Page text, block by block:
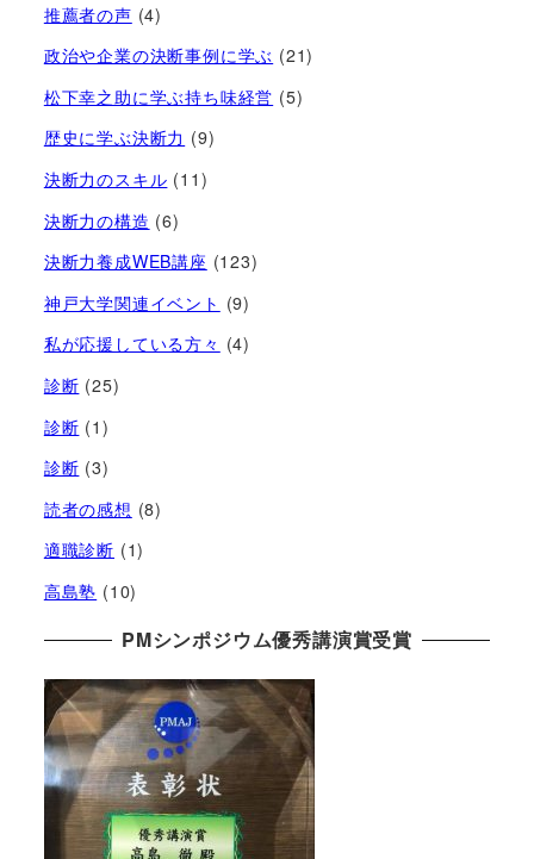
推薦者の声 (4)
政治や企業の決断事例に学ぶ (21)
松下幸之助に学ぶ持ち味経営 (5)
歴史に学ぶ決断力 (9)
決断力のスキル (11)
決断力の構造 (6)
決断力養成WEB講座 (123)
神戸大学関連イベント (9)
私が応援している方々 (4)
診断 (25)
診断 (1)
診断 (3)
読者の感想 (8)
適職診断 (1)
高島塾 (10)
PMシンポジウム優秀講演賞受賞